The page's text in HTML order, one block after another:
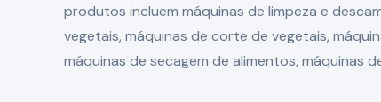
produtos incluem máquinas de limpeza e
vegetais, máquinas de corte de vegetais,
máquinas de secagem de alimentos, máquinas